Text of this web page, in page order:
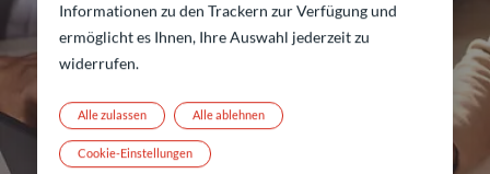
Informationen zu den Trackern zur Verfügung und
ermöglicht es Ihnen, Ihre Auswahl jederzeit zu
widerrufen.
Alle ablehnen
Alle zulassen
Cookie-Einstellungen